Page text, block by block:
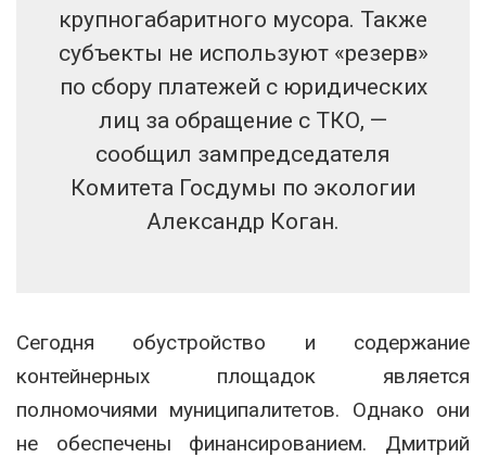
крупногабаритного мусора. Также
субъекты не используют «резерв»
по сбору платежей с юридических
лиц за обращение с ТКО, —
сообщил зампредседателя
Комитета Госдумы по экологии
Александр Коган.
Сегодня обустройство и содержание
контейнерных площадок является
полномочиями муниципалитетов. Однако они
не обеспечены финансированием. Дмитрий